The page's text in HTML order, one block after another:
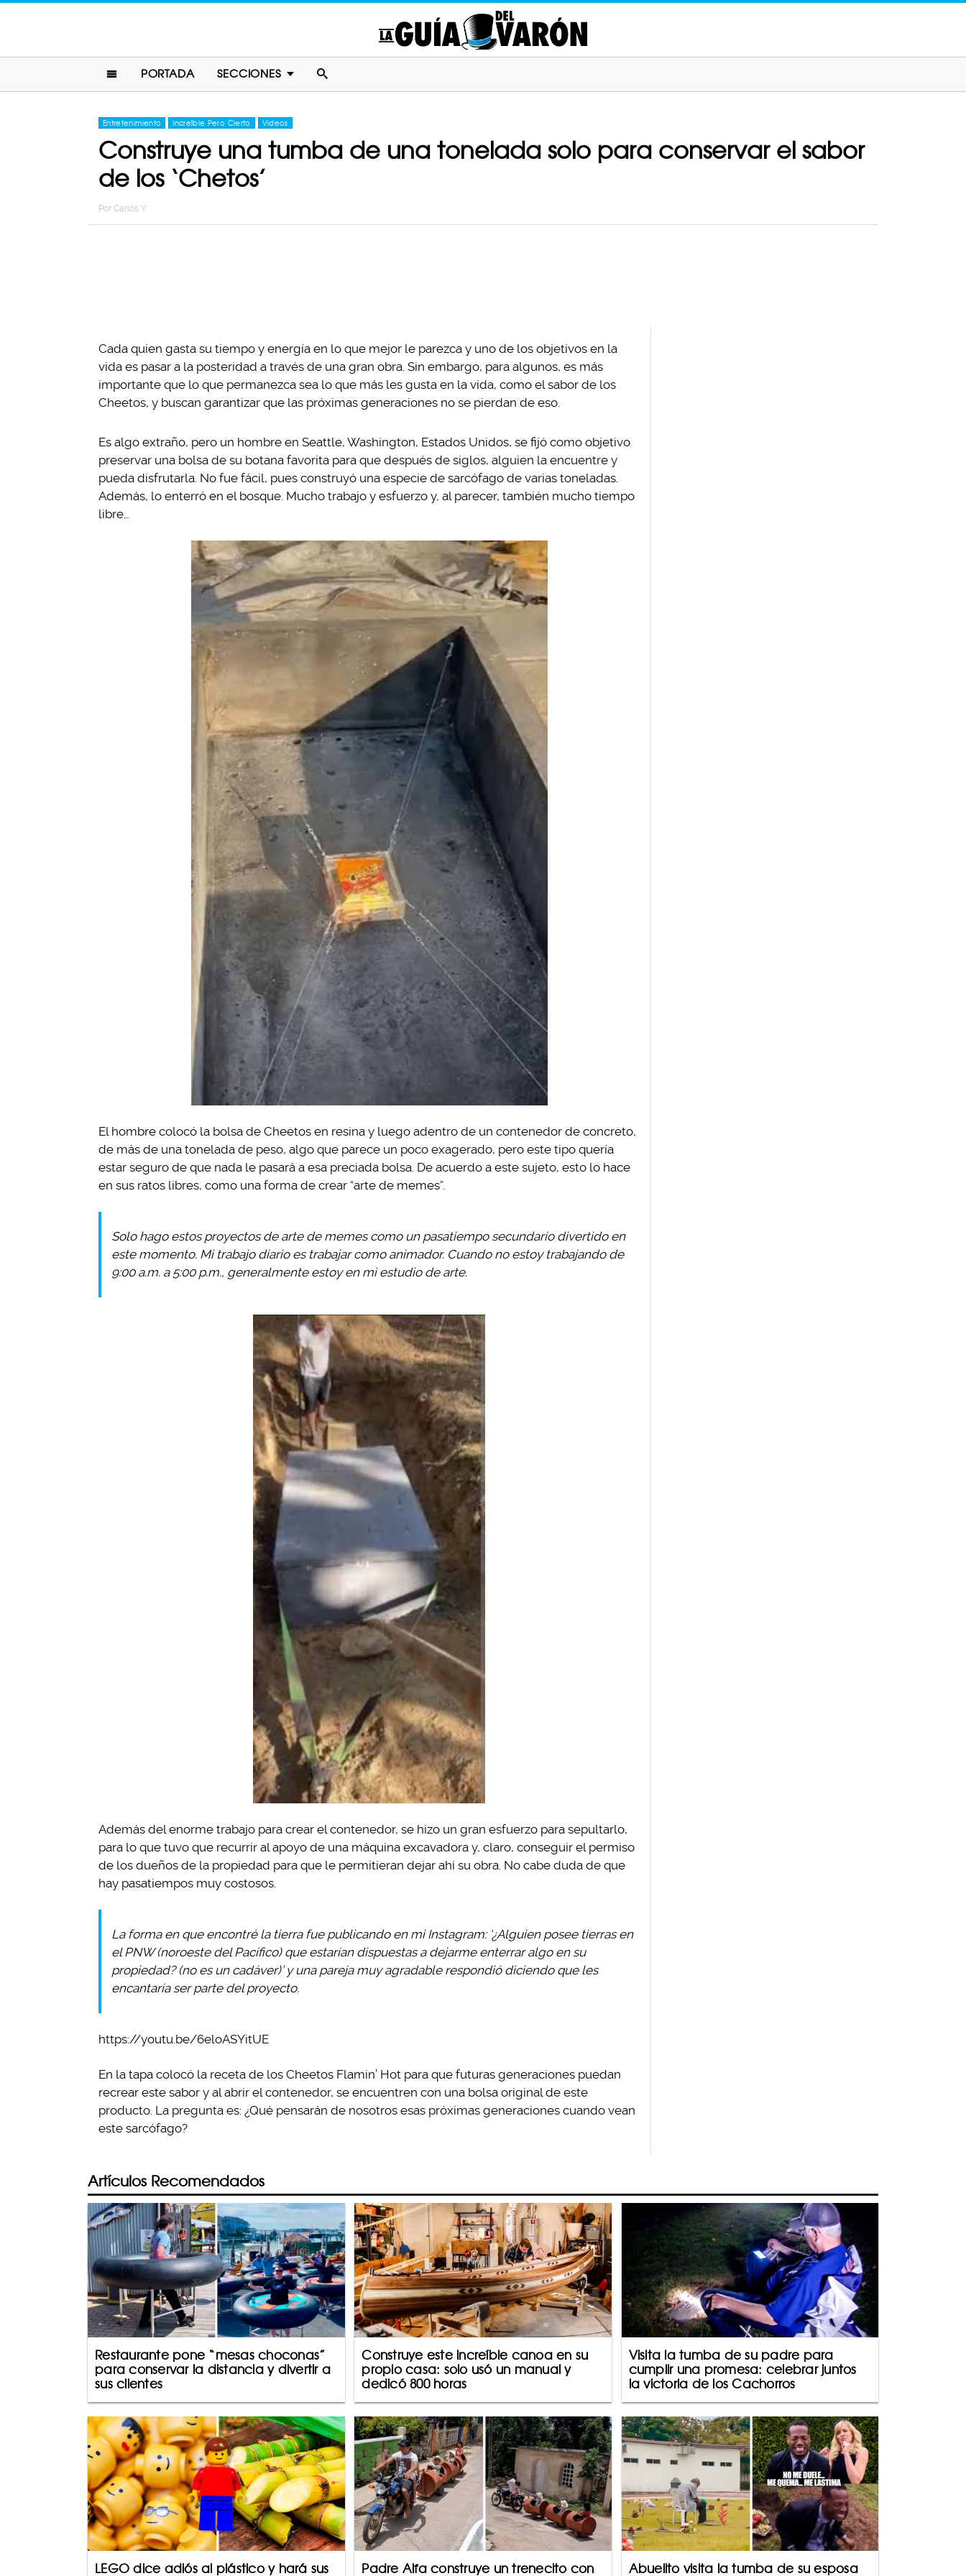
PORTADA SECCIONES
Entretenimiento Increíble Pero Cierto Videos
Construye una tumba de una tonelada solo para conservar el sabor
de los ‘Chetos’
Por Carlos Y
Cada quien gasta su tiempo y energía en lo que mejor le parezca y uno de los objetivos en la
vida es pasar a la posteridad a través de una gran obra. Sin embargo, para algunos, es más
importante que lo que permanezca sea lo que más les gusta en la vida, como el sabor de los
Cheetos, y buscan garantizar que las próximas generaciones no se pierdan de eso.
Es algo extraño, pero un hombre en Seattle, Washington, Estados Unidos, se fijó como objetivo
preservar una bolsa de su botana favorita para que después de siglos, alguien la encuentre y
pueda disfrutarla. No fue fácil, pues construyó una especie de sarcófago de varias toneladas.
Además, lo enterró en el bosque. Mucho trabajo y esfuerzo y, al parecer, también mucho tiempo
libre…
El hombre colocó la bolsa de Cheetos en resina y luego adentro de un contenedor de concreto,
de más de una tonelada de peso, algo que parece un poco exagerado, pero este tipo quería
estar seguro de que nada le pasará a esa preciada bolsa. De acuerdo a este sujeto, esto lo hace
en sus ratos libres, como una forma de crear “arte de memes”.
Solo hago estos proyectos de arte de memes como un pasatiempo secundario divertido en
este momento. Mi trabajo diario es trabajar como animador. Cuando no estoy trabajando de
9:00 a.m. a 5:00 p.m., generalmente estoy en mi estudio de arte.
Además del enorme trabajo para crear el contenedor, se hizo un gran esfuerzo para sepultarlo,
para lo que tuvo que recurrir al apoyo de una máquina excavadora y, claro, conseguir el permiso
de los dueños de la propiedad para que le permitieran dejar ahí su obra. No cabe duda de que
hay pasatiempos muy costosos.
La forma en que encontré la tierra fue publicando en mi Instagram: ‘¿Alguien posee tierras en
el PNW (noroeste del Pacífico) que estarían dispuestas a dejarme enterrar algo en su
propiedad? (no es un cadáver)’ y una pareja muy agradable respondió diciendo que les
encantaría ser parte del proyecto.
https://youtu.be/6eloASYitUE
En la tapa colocó la receta de los Cheetos Flamin’ Hot para que futuras generaciones puedan
recrear este sabor y al abrir el contenedor, se encuentren con una bolsa original de este
producto. La pregunta es: ¿Qué pensarán de nosotros esas próximas generaciones cuando vean
este sarcófago?
Artículos Recomendados
Restaurante pone “mesas choconas”
para conservar la distancia y divertir a
sus clientes
Construye este increíble canoa en su
propio casa: solo usó un manual y
dedicó 800 horas
Visita la tumba de su padre para
cumplir una promesa: celebrar juntos
la victoria de los Cachorros
LEGO dice adiós al plástico y hará sus
Padre Alfa construye un trenecito con
Abuelito visita la tumba de su esposa